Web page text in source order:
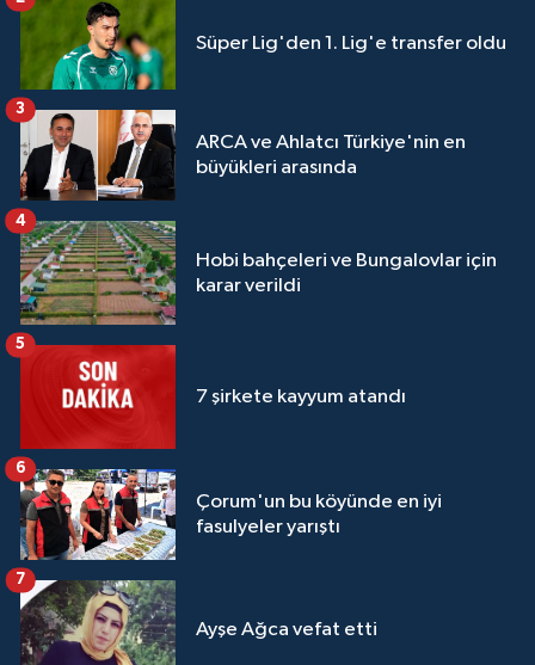
Süper Lig'den 1. Lig'e transfer oldu
ARCA ve Ahlatcı Türkiye'nin en
büyükleri arasında
3
Hobi bahçeleri ve Bungalovlar için
karar verildi
4
7 şirkete kayyum atandı
5
Çorum'un bu köyünde en iyi
fasulyeler yarıştı
6
Ayşe Ağca vefat etti
7